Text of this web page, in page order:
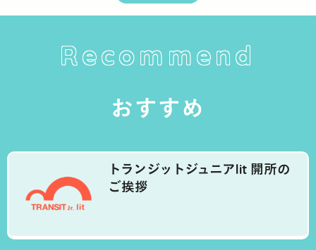
Recommend
おすすめ
トランジットジュニアlit 開所の
ご挨拶